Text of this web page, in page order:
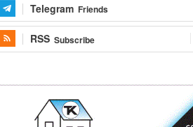
Telegram Friends
RSS Subscribe